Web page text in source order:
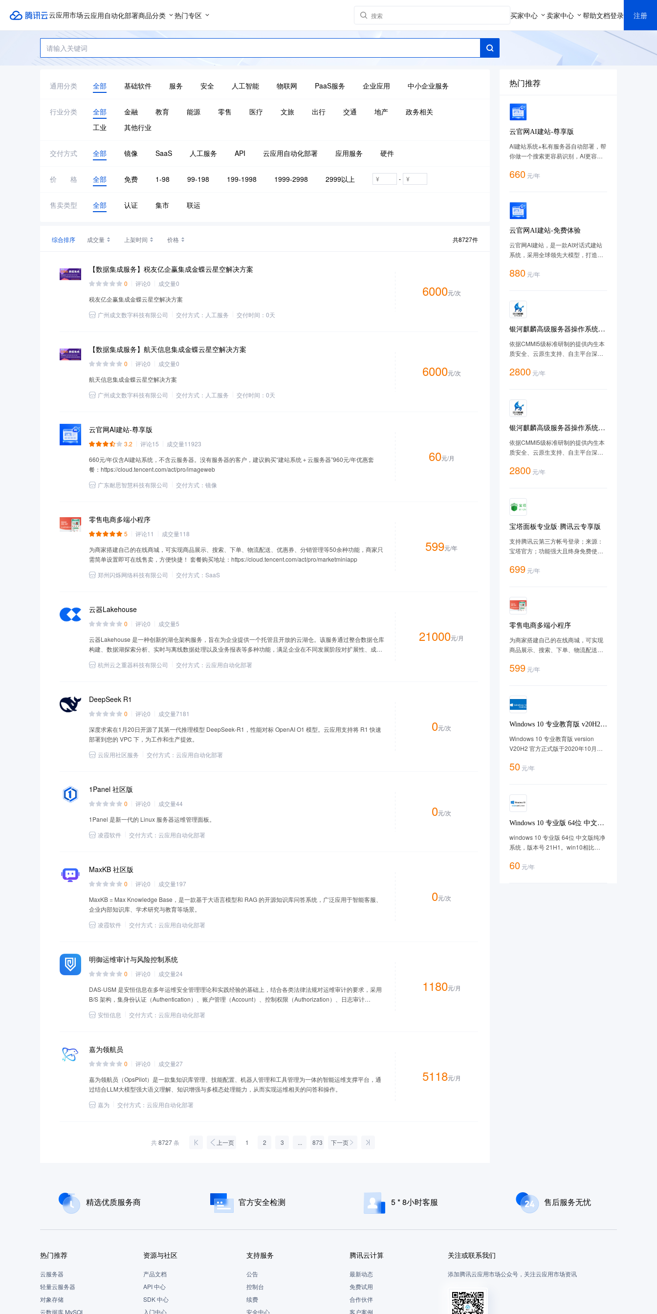
云应用市场云应用自动化部署商品分类 热门专区 买家中心 卖家中心 帮助文档登录 注册
通用分类 全部 基础软件 服务 安全 人工智能 物联网 PaaS服务 企业应用 中小企业服务
行业分类 全部 金融 教育 能源 零售 医疗 文旅 出行 交通 地产
政务相关
工业
其他行业
交付方式 全部 镜像 SaaS 人工服务 API 云应用自动化部署 应用服务 硬件
价格 全部 免费 1-98 99-198 199-1998 1999-2998 2999以上 -
售卖类型 全部 认证 集市 联运
综合排序 成交量 上架时间 价格 共8727件
【数据集成服务】税友亿企赢集成金蝶云星空解决方案
0 评论0 成交量0
税友亿企赢集成金蝶云星空解决方案
广州成文数字科技有限公司
交付方式： 人工服务 交付时间： 0天
6000元/次
【数据集成服务】航天信息集成金蝶云星空解决方案
0 评论0 成交量0
航天信息集成金蝶云星空解决方案
广州成文数字科技有限公司
交付方式： 人工服务 交付时间： 0天
6000元/次
云官网AI建站-尊享版
3.2 评论15 成交量11923
660元/年仅含AI建站系统，不含云服务器。没有服务器的客户，建议购买“建站系统＋云服务器”960元/年优惠套
餐：https://cloud.tencent.com/act/pro/imageweb
广东耐思智慧科技有限公司
交付方式： 镜像
60元/月
零售电商多端小程序
5 评论11 成交量118
为商家搭建自己的在线商城，可实现商品展示、搜索、下单、物流配送、优惠券、分销管理等50余种功能，商家只
需简单设置即可在线售卖，方便快捷！ 套餐购买地址：https://cloud.tencent.com/act/pro/marketminiapp
郑州闪烁网络科技有限公司
交付方式： SaaS
599元/年
云器Lakehouse
0 评论0 成交量5
云器Lakehouse 是一种创新的湖仓架构服务，旨在为企业提供一个托管且开放的云湖仓。该服务通过整合数据仓库
构建、数据湖探索分析、实时与离线数据处理以及业务报表等多种功能，满足企业在不同发展阶段对扩展性、成本
杭州云之重器科技有限公司 交付方式： 云应用自动化部署
21000元/月
DeepSeek R1
0 评论0 成交量7181
深度求索在1月20日开源了其第一代推理模型 DeepSeek-R1，性能对标 OpenAI O1 模型。云应用支持将 R1 快速
部署到您的 VPC 下，为工作和生产提效。
云应用社区服务
交付方式： 云应用自动化部署
0元/次
1Panel 社区版
0 评论0 成交量44
1Panel 是新一代的 Linux 服务器运维管理面板。
凌霞软件
交付方式： 云应用自动化部署
0元/次
MaxKB 社区版
0 评论0 成交量197
MaxKB = Max Knowledge Base，是一款基于大语言模型和 RAG 的开源知识库问答系统，广泛应用于智能客服、
企业内部知识库、学术研究与教育等场景。
凌霞软件
交付方式： 云应用自动化部署
0元/次
明御运维审计与风险控制系统
0 评论0 成交量24
DAS-USM 是安恒信息在多年运维安全管理理论和实践经验的基础上，结合各类法律法规对运维审计的要求，采用
B/S 架构，集身份认证（Authentication）、账户管理（Account）、控制权限（Authorization）、日志审计
具备全方位运维风险控制能力的统一安全管理与审计产品。
安恒信息 交付方式： 云应用自动化部署
1180元/月
嘉为领航员
0 评论0 成交量27
嘉为领航员（OpsPilot）是一款集知识库管理、技能配置、机器人管理和工具管理为一体的智能运维支撑平台，通
过结合LLM大模型强大语义理解、知识增强与多模态处理能力，从而实现运维相关的问答和操作。
嘉为
交付方式： 云应用自动化部署
5118元/月
共8727条 上一页 1 2 3 ... 873 下一页
热门推荐
云官网AI建站-尊享版
AI建站系统+私有服务器自动部署，帮
你做一个搜索更容易识别，AI更容易
https://cloud.tencent.com/act/pro/imageweb
660 元/年
云官网AI建站-免费体验
云官网AI建站，是一款AI对话式建站
系统，采用全球领先大模型，打造智
天一样简单，让客户搜到您的网站，
880 元/年
银河麒麟高级服务器操作系统
V10（SP3-2403）-X86版
依据CMMI5级标准研制的提供内生本
质安全、云原生支持、自主平台深入
服务器操作系统。
2800 元/年
银河麒麟高级服务器操作系统
V10（SP3-2403）-ARM版
依据CMMI5级标准研制的提供内生本
质安全、云原生支持、自主平台深入
服务器操作系统。
2800 元/年
宝塔面板专业版·腾讯云专享版
支持腾讯云第三方帐号登录；来源：
宝塔官方；功能强大且终身免费使
网站/FTP/数据库/JAVA等100多项服务
代，功能全，少出错且足够安全，已
获得全球百万用户认可安装。
699 元/年
零售电商多端小程序
为商家搭建自己的在线商城，可实现
商品展示、搜索、下单、物流配送、
家只需简单设置即可在线售卖，方便
599 元/年
Windows 10 专业教育版 v20H2
中文64位【2025年更新】
Windows 10 专业教育版 version
V20H2 官方正式版于2020年10月正
20H2， 系统版本及命名简称20H2，
50 元/年
Windows 10 专业版 64位 中文版
21H1版win10
windows 10 专业版 64位 中文版纯净
系统，版本号 21H1。win10相比
适用于任意场景。经过腾讯云漏扫无
60 元/年
精选优质服务商 官方安全检测 5 * 8小时客服 售后服务无忧
热门推荐
云服务器
轻量云服务器
对象存储
云数据库 MySQL
资源与社区
产品文档
API 中心
SDK 中心
入门中心
支持服务
公告
控制台
续费
安全中心
腾讯云计算
最新动态
免费试用
合作伙伴
客户案例
关注或联系我们
添加腾讯云应用市场公众号，关注云应用市场资讯